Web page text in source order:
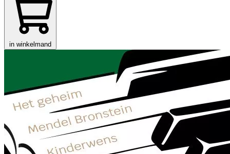
in winkelmand